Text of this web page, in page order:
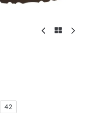
42